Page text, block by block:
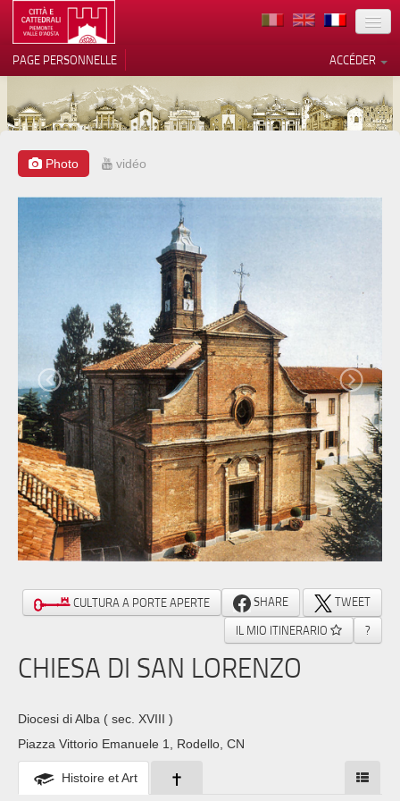
TERRITOIRE
ARCHITECTURE
MUSÉES
ITINÉRAIRES
EVÉNEMENTS
BÉNÉVOLES
CONTACTS
PRESS
ACCÉDER
PAGE PERSONNELLE
Photo vidéo
CULTURA A PORTE APERTE SHARE
TWEET
IL MIO ITINERARIO
?
CHIESA DI SAN LORENZO
Diocesi di Alba ( sec. XVIII )
Piazza Vittorio Emanuele 1, Rodello, CN
Histoire et Art
Notification lors de la collecte
Vos choix en matière de